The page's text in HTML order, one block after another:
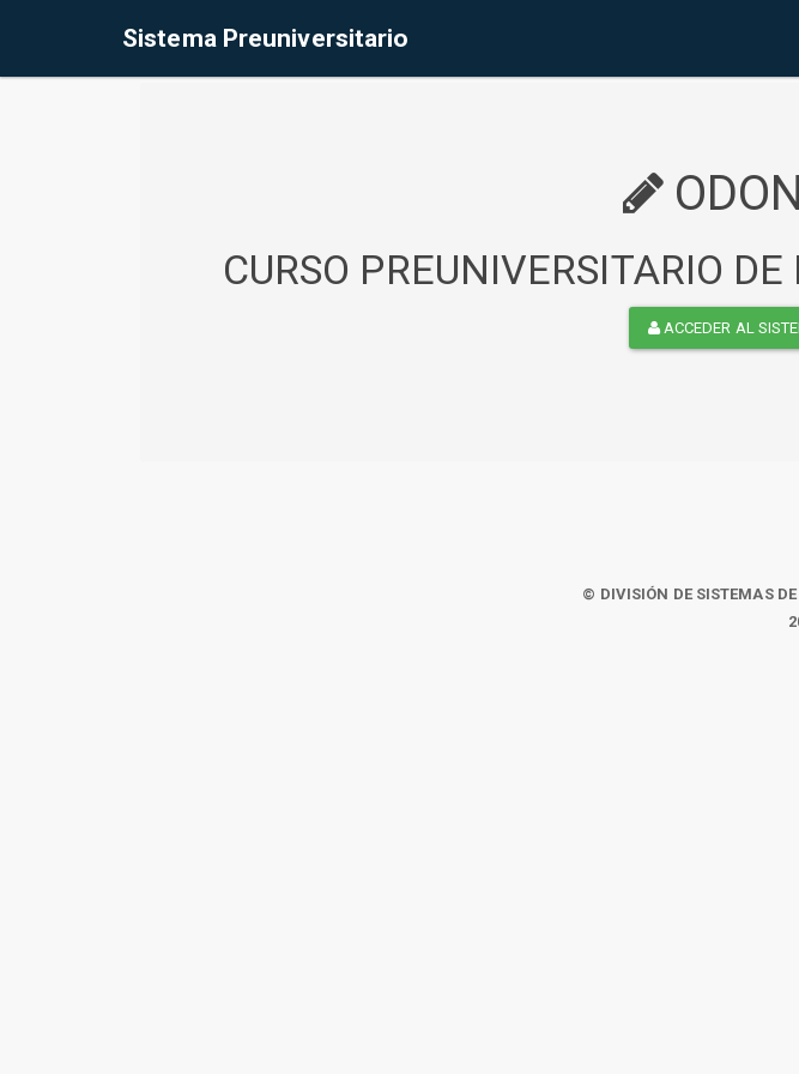
Sistema Preuniversitario
CURSO PREUNIVERSITARIO
ACCEDER AL
© DIVISIÓN DE SISTEMAS